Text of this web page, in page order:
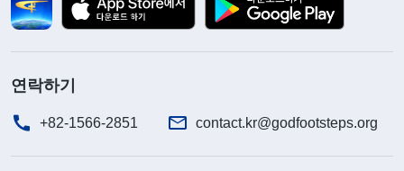
혀 귀 기울이지 않았어요. 저는 제가 마주한 일을 하
하지도 않았어요. 오히려 이치를 논하고, 변명하고,
순종의 태도는 전혀 없었던 거죠. 이런 저를 어떻게
하나님을 믿는 사람이라고 할 수 있겠습니까? 불신
연락하기
+82-1566-2851 contact.kr@godfootsteps.org